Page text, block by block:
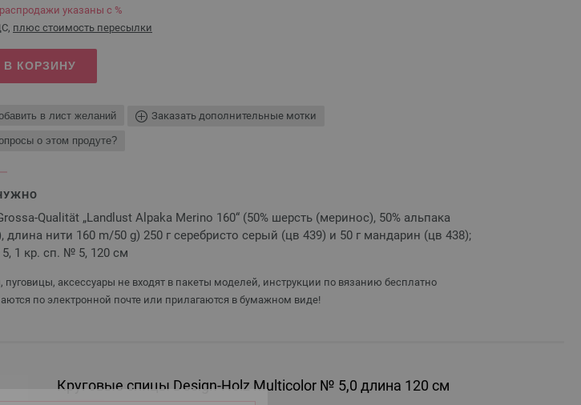
указаны с %
плюс стоимость пересылки
В КОРЗИНУ
в лист желаний Заказать дополнительные мотки
о этом продуте?
Qualität „Landlust Alpaka Merino 160“ (50% шерсть (меринос), 50% альпака
длина нити 160 m/50 g) 250 г серебристо серый (цв 439) и 50 г мандарин (цв 438);
1 кр. сп. № 5, 120 см
пуговицы, аксессуары не входят в пакеты моделей, инструкции по вязанию бесплатно
по электронной почте или прилагаются в бумажном виде!
Круговые спицы Design-Holz Multicolor № 5,0 длина 120 см